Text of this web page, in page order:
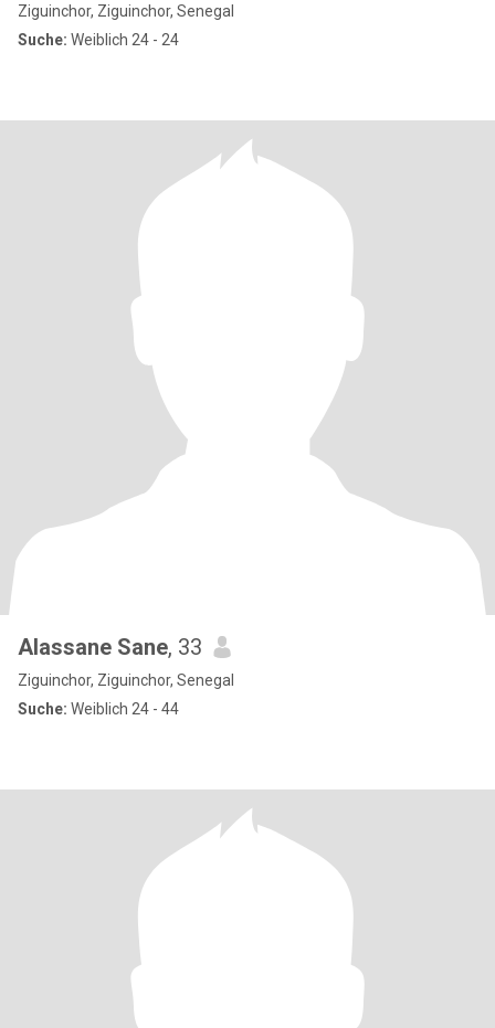
Ziguinchor, Ziguinchor, Senegal
Suche: Weiblich 24 - 24
Alassane Sane, 33
Ziguinchor, Ziguinchor, Senegal
Suche: Weiblich 24 - 44